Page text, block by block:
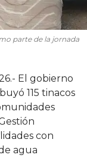
parte de la jornada
El gobierno
115 tinacos
con
agua